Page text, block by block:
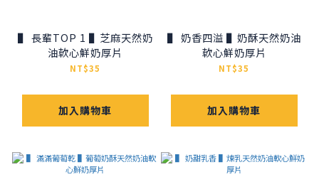
▌ 長輩TOP 1 ▌芝麻天然奶
油軟心鮮奶厚片
NT$35
加入購物車
▌ 奶香四溢 ▌奶酥天然奶油
軟心鮮奶厚片
NT$35
加入購物車